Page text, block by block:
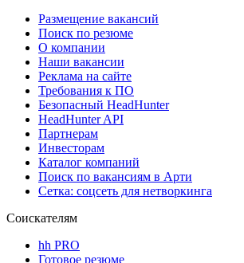
Размещение вакансий
Поиск по резюме
О компании
Наши вакансии
Реклама на сайте
Требования к ПО
Безопасный HeadHunter
HeadHunter API
Партнерам
Инвесторам
Каталог компаний
Поиск по вакансиям в Арти
Сетка: соцсеть для нетворкинга
Соискателям
hh PRO
Готовое резюме